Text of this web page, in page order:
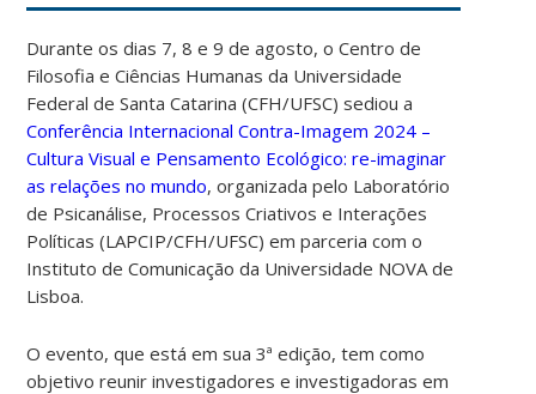
Durante os dias 7, 8 e 9 de agosto, o Centro de
Filosofia e Ciências Humanas da Universidade
Federal de Santa Catarina (CFH/UFSC) sediou a
Conferência Internacional Contra-Imagem 2024 –
Cultura Visual e Pensamento Ecológico: re-imaginar
as relações no mundo, organizada pelo Laboratório
de Psicanálise, Processos Criativos e Interações
Políticas (LAPCIP/CFH/UFSC) em parceria com o
Instituto de Comunicação da Universidade NOVA de
Lisboa.
O evento, que está em sua 3ª edição, tem como
objetivo reunir investigadores e investigadoras em